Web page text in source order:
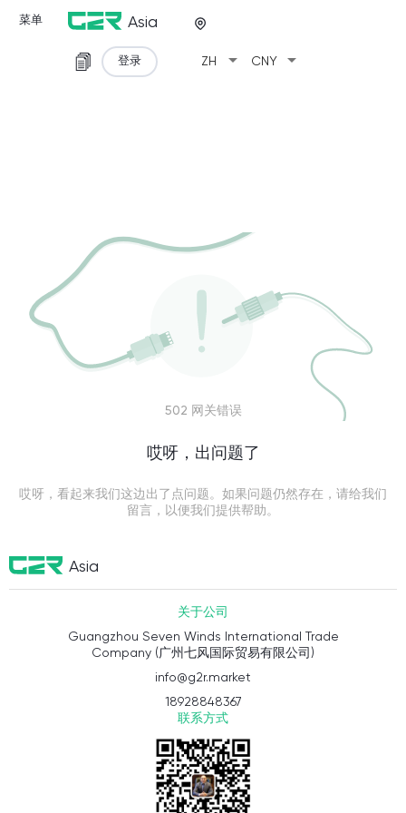
菜单 Asia
ZH arrow_drop_down CNY arrow_drop_down
登录
502 网关错误
哎呀，出问题了
哎呀，看起来我们这边出了点问题。如果问题仍然存在，请给我们
留言，以便我们提供帮助。
Asia
关于公司
Guangzhou Seven Winds International Trade
Company (广州七风国际贸易有限公司)
info@g2r.market
18928848367
联系方式